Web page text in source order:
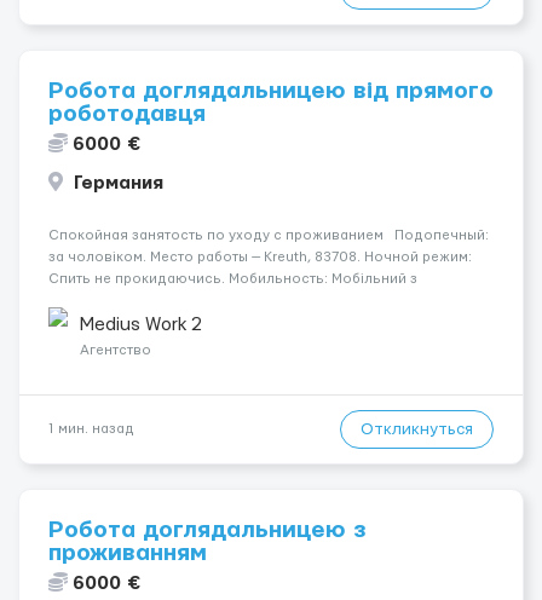
Робота доглядальницею від прямого
роботодавця
6000 €
Германия
Спокойная занятость по уходу с проживанием Подопечный:
за чоловіком. Место работы — Kreuth, 83708. Ночной режим:
Спить не прокидаючись. Мобильность: Мобільний з
Початкова стадія деменції. Оплата: 1900 ...
Medius Work 2
Агентство
1 мин. назад Откликнуться
Робота доглядальницею з
проживанням
6000 €